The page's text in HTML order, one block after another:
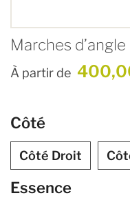
Marches
À partir de
Côté
Côté Droit
Essence